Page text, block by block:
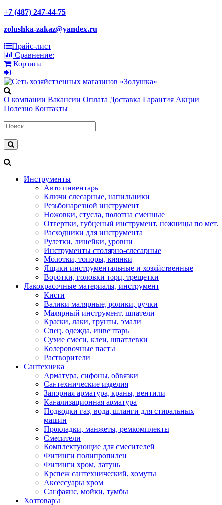
+7 (487) 247-44-75
zolushka-zakaz@yandex.ru
Прайс-лист
Сравнение:
Корзина
О компании Вакансии Оплата Доставка Гарантия Акции
Полезно Контакты
Инструменты
Авто инвентарь
Ключи слесарные, напильники
Резьбонарезной инструмент
Ножовки, стусла, полотна сменные
Отвертки, губценый инструмент, ножницы по мет.
Расходники для инструмента
Рулетки, линейки, уровни
Инструменты столярно-слесарные
Молотки, топоры, киянки
Ящики инструментальные и хозяйственные
Воротки, головки торц, трещетки
Лакокрасочные материалы, инструмент
Кисти
Валики малярные, ролики, ручки
Малярный инструмент, шпатели
Краски, лаки, грунты, эмали
Спец. одежда, инвентарь
Сухие смеси, клеи, шпатлевки
Колеровочные пасты
Растворители
Сантехника
Арматура, сифоны, обвязки
Сантехнические изделия
Запорная арматура, краны, вентили
Канализационная арматура
Подводки газ, вода, шланги для стиральных
машин
Прокладки, манжеты, ремкомплекты
Смесители
Комплектующие для смесителей
Фитинги полипропилен
Фитинги хром, латунь
Крепеж сантехнический, хомуты
Аксессуары хром
Санфаянс, мойки, тумбы
Хозтовары